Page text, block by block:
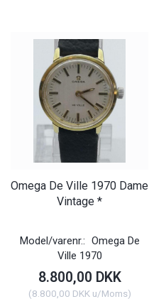
Omega De Ville 1970 Dame
Vintage *
Model/varenr.: Omega De
Ville 1970
8.800,00 DKK
(8.800,00 DKKu/Moms)